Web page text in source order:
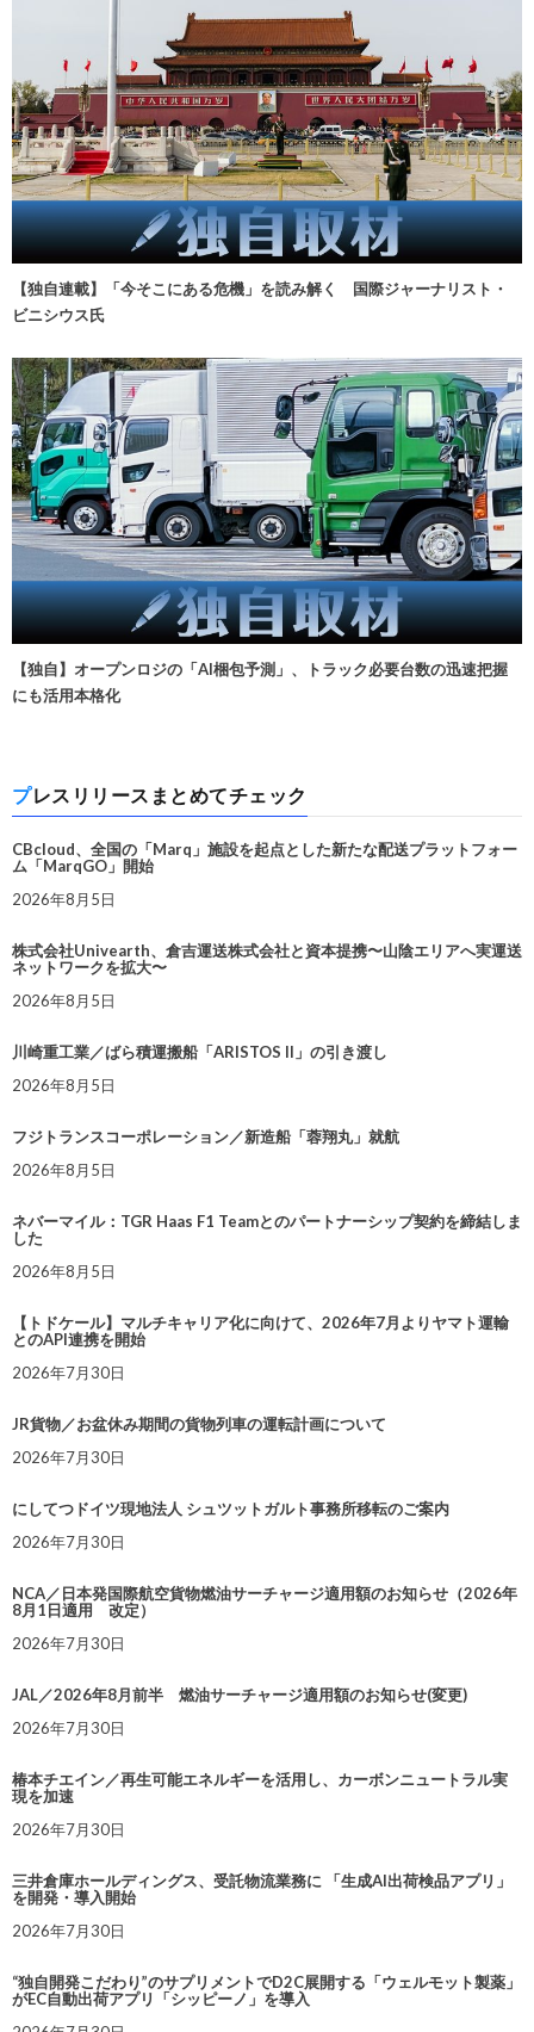
【独自連載】「今そこにある危機」を読み解く 国際ジャーナリスト・
ビニシウス氏
【独自】オープンロジの「AI梱包予測」、トラック必要台数の迅速把握
にも活用本格化
プレスリリースまとめてチェック
CBcloud、全国の「Marq」施設を起点とした新たな配送プラットフォー
ム「MarqGO」開始
2026年8月5日
株式会社Univearth、倉吉運送株式会社と資本提携〜山陰エリアへ実運送
ネットワークを拡大〜
2026年8月5日
川崎重工業／ばら積運搬船「ARISTOS II」の引き渡し
2026年8月5日
フジトランスコーポレーション／新造船「蓉翔丸」就航
2026年8月5日
ネバーマイル：TGR Haas F1 Teamとのパートナーシップ契約を締結しま
した
2026年8月5日
【トドケール】マルチキャリア化に向けて、2026年7月よりヤマト運輸
とのAPI連携を開始
2026年7月30日
JR貨物／お盆休み期間の貨物列車の運転計画について
2026年7月30日
にしてつドイツ現地法人 シュツットガルト事務所移転のご案内
2026年7月30日
NCA／日本発国際航空貨物燃油サーチャージ適用額のお知らせ（2026年
8月1日適用 改定）
2026年7月30日
JAL／2026年8月前半 燃油サーチャージ適用額のお知らせ(変更)
2026年7月30日
椿本チエイン／再生可能エネルギーを活用し、カーボンニュートラル実
現を加速
2026年7月30日
三井倉庫ホールディングス、受託物流業務に 「生成AI出荷検品アプリ」
を開発・導入開始
2026年7月30日
“独自開発こだわり”のサプリメントでD2C展開する「ウェルモット製薬」
がEC自動出荷アプリ「シッピーノ」を導入